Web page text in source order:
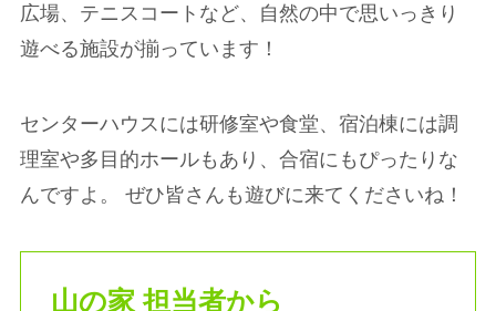
広場、テニスコートなど、自然の中で思いっきり
遊べる施設が揃っています！
センターハウスには研修室や食堂、宿泊棟には調
理室や多目的ホールもあり、合宿にもぴったりな
んですよ。 ぜひ皆さんも遊びに来てくださいね！
山の家 担当者から